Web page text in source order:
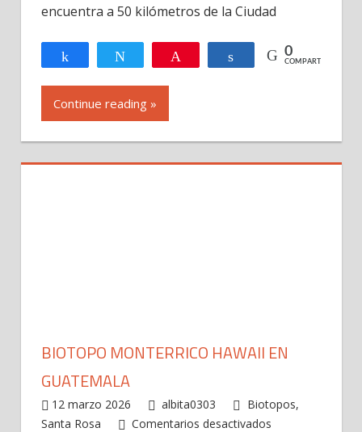
en
Rosa,
Guatemala
encuentra a 50 kilómetros de la Ciudad
Compartir Twittear Compartir
0
COMPARTIR
Continue reading »
BIOTOPO MONTERRICO HAWAII EN
GUATEMALA
12 marzo 2026 albita0303 Biotopos,
Santa Rosa
Comentarios desactivados